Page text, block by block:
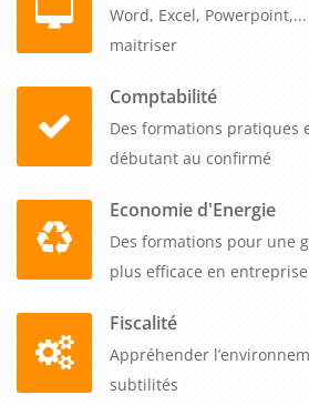
Contactez-nous pour construire
adapté à vos besoins spécifiques
Word, Excel,
maitriser
Comptabilité
Des formations pratiques
débutant au confirmé
Economie d'Energie
Des formations pour une
plus efficace en entreprise
Fiscalité
Appréhender
subtilités